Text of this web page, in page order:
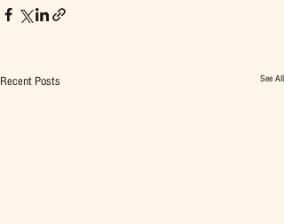
Recent Posts See All